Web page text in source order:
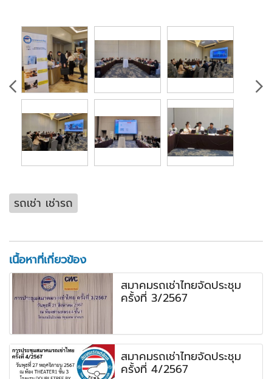
รถเช่า เช่ารถ
เนื้อหาที่เกี่ยวข้อง
สมาคมรถเช่าไทยจัดประชุม
ครั้งที่ 3/2567
สมาคมรถเช่าไทยจัดประชุม
ครั้งที่ 4/2567